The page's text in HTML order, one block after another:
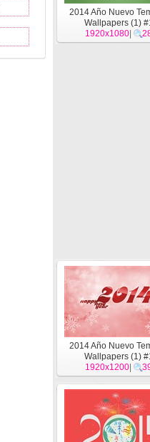
2014 Año Nuevo
Wallpapers (1)
1920x1080
2014 Año Nuevo
Wallpapers (1)
1920x1200